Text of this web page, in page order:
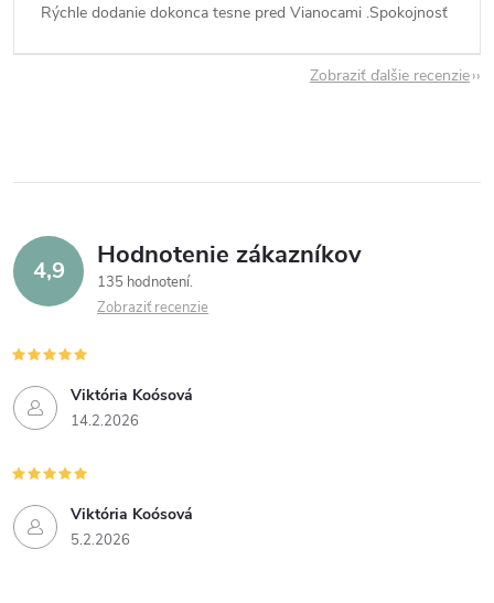
Rýchle dodanie dokonca tesne pred Vianocami .Spokojnosť
Zobraziť ďalšie recenzie
4,9 Hodnotenie zákazníkov
135 hodnotení
Zobraziť recenzie
Viktória Koósová
14.2.2026
Viktória Koósová
5.2.2026